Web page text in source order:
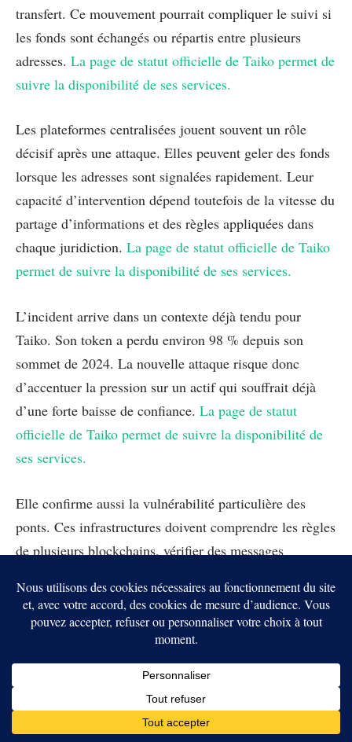
transfert. Ce mouvement pourrait compliquer le suivi si
les fonds sont échangés ou répartis entre plusieurs
adresses. La page de statut officielle de Taiko permet de
suivre la disponibilité de ses services.
Les plateformes centralisées jouent souvent un rôle
décisif après une attaque. Elles peuvent geler des fonds
lorsque les adresses sont signalées rapidement. Leur
capacité d’intervention dépend toutefois de la vitesse du
partage d’informations et des règles appliquées dans
chaque juridiction. La page de statut officielle de Taiko
permet de suivre la disponibilité de ses services.
L’incident arrive dans un contexte déjà tendu pour
Taiko. Son token a perdu environ 98 % depuis son
sommet de 2024. La nouvelle attaque risque donc
d’accentuer la pression sur un actif qui souffrait déjà
d’une forte baisse de confiance. La page de statut
officielle de Taiko permet de suivre la disponibilité de
ses services.
Elle confirme aussi la vulnérabilité particulière des
ponts. Ces infrastructures doivent comprendre les règles
de plusieurs blockchains, vérifier des messages
deviennent ainsi des cibles privilégiées dans la crise de
la DeFi.La page de statut officielle de Taiko permet de
suivre la disponibilité de ses services.
Les ponts restent le maillon
faible